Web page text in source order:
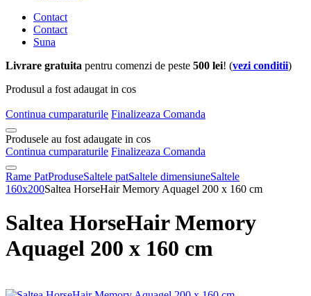
Contact
Contact
Suna
Livrare gratuita pentru comenzi de peste 500 lei! (vezi conditii)
Produsul a fost adaugat in cos
Continua cumparaturile Finalizeaza Comanda
Produsele au fost adaugate in cos
Continua cumparaturile Finalizeaza Comanda
Rame PatProduseSaltele patSaltele dimensiuneSaltele
160x200Saltea HorseHair Memory Aquagel 200 x 160 cm
Saltea HorseHair Memory
Aquagel 200 x 160 cm